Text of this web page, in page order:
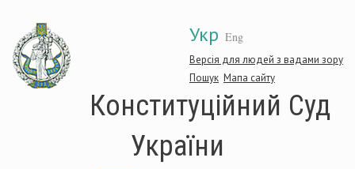
основного
матеріалу
Укр Eng
Версія для людей з вадами зору
Пошук Мапа сайту
Конституційний Суд
України